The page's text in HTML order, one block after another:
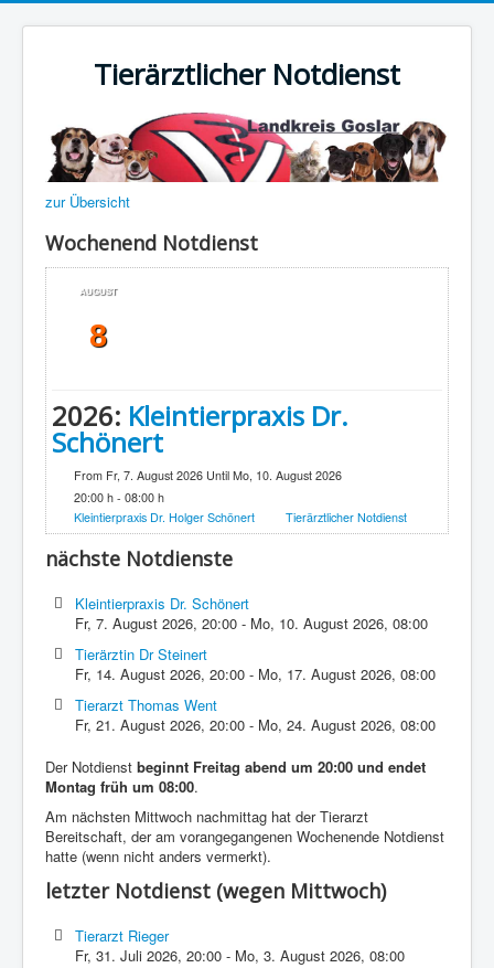
Tierärztlicher Notdienst
zur Übersicht
Wochenend Notdienst
AUGUST
8
2026: Kleintierpraxis Dr.
Schönert
From Fr, 7. August 2026 Until Mo, 10. August 2026
20:00 h - 08:00 h
Kleintierpraxis Dr. Holger Schönert
Tierärztlicher Notdienst
nächste Notdienste
Kleintierpraxis Dr. Schönert
Fr, 7. August 2026,20:00 - Mo, 10. August 2026,08:00
Tierärztin Dr Steinert
Fr, 14. August 2026,20:00 - Mo, 17. August 2026,08:00
Tierarzt Thomas Went
Fr, 21. August 2026,20:00 - Mo, 24. August 2026,08:00
Der Notdienst beginnt Freitag abend um 20:00 und endet
Montag früh um 08:00.
Am nächsten Mittwoch nachmittag hat der Tierarzt
Bereitschaft, der am vorangegangenen Wochenende Notdienst
hatte (wenn nicht anders vermerkt).
letzter Notdienst (wegen Mittwoch)
Tierarzt Rieger
Fr, 31. Juli 2026,20:00 - Mo, 3. August 2026,08:00